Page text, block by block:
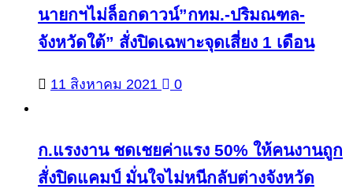
นายกฯไม่ล็อกดาวน์”กทม.-ปริมณฑล-
จังหวัดใต้” สั่งปิดเฉพาะจุดเสี่ยง 1 เดือน
11 สิงหาคม 2021 0
ก.แรงงาน ชดเชยค่าแรง 50% ให้คนงานถูก
สั่งปิดแคมป์ มั่นใจไม่หนีกลับต่างจังหวัด